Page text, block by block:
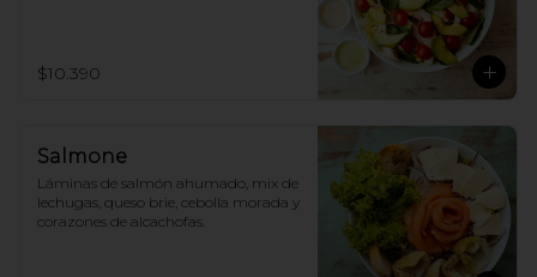
$10.390
Salmone
Láminas de salmón ahumado, mix de
lechugas, queso brie, cebolla morada y
corazones de alcachofas.